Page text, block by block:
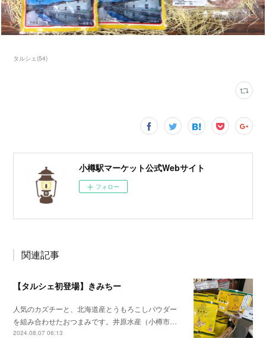
タルシェ(54)
小樽駅マーケット公式Webサイト
フォロー
関連記事
【タルシェ初登場】きみちー
人気のカズチーと、北海道産とうもろこしパウダー
を組み合わせたおつまみです。井原水産（小樽市…
2024.08.07 06:13